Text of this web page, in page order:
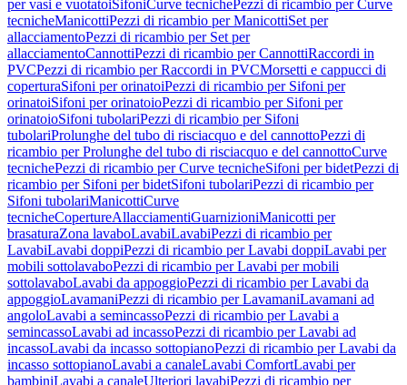
per vasi e vuotatoiSifoniCurve tecnichePezzi di ricambio per Curve
tecnicheManicottiPezzi di ricambio per ManicottiSet per
allacciamentoPezzi di ricambio per Set per
allacciamentoCannottiPezzi di ricambio per CannottiRaccordi in
PVCPezzi di ricambio per Raccordi in PVCMorsetti e cappucci di
coperturaSifoni per orinatoiPezzi di ricambio per Sifoni per
orinatoiSifoni per orinatoioPezzi di ricambio per Sifoni per
orinatoioSifoni tubolariPezzi di ricambio per Sifoni
tubolariProlunghe del tubo di risciacquo e del cannottoPezzi di
ricambio per Prolunghe del tubo di risciacquo e del cannottoCurve
tecnichePezzi di ricambio per Curve tecnicheSifoni per bidetPezzi di
ricambio per Sifoni per bidetSifoni tubolariPezzi di ricambio per
Sifoni tubolariManicottiCurve
tecnicheCopertureAllacciamentiGuarnizioniManicotti per
brasaturaZona lavaboLavabiLavabiPezzi di ricambio per
LavabiLavabi doppiPezzi di ricambio per Lavabi doppiLavabi per
mobili sottolavaboPezzi di ricambio per Lavabi per mobili
sottolavaboLavabi da appoggioPezzi di ricambio per Lavabi da
appoggioLavamaniPezzi di ricambio per LavamaniLavamani ad
angoloLavabi a semincassoPezzi di ricambio per Lavabi a
semincassoLavabi ad incassoPezzi di ricambio per Lavabi ad
incassoLavabi da incasso sottopianoPezzi di ricambio per Lavabi da
incasso sottopianoLavabi a canaleLavabi ComfortLavabi per
bambiniLavabi a canaleUlteriori lavabiPezzi di ricambio per